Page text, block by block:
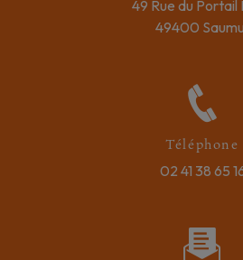
49 Rue du Portail
49400
Téléphone
02 41 38 65